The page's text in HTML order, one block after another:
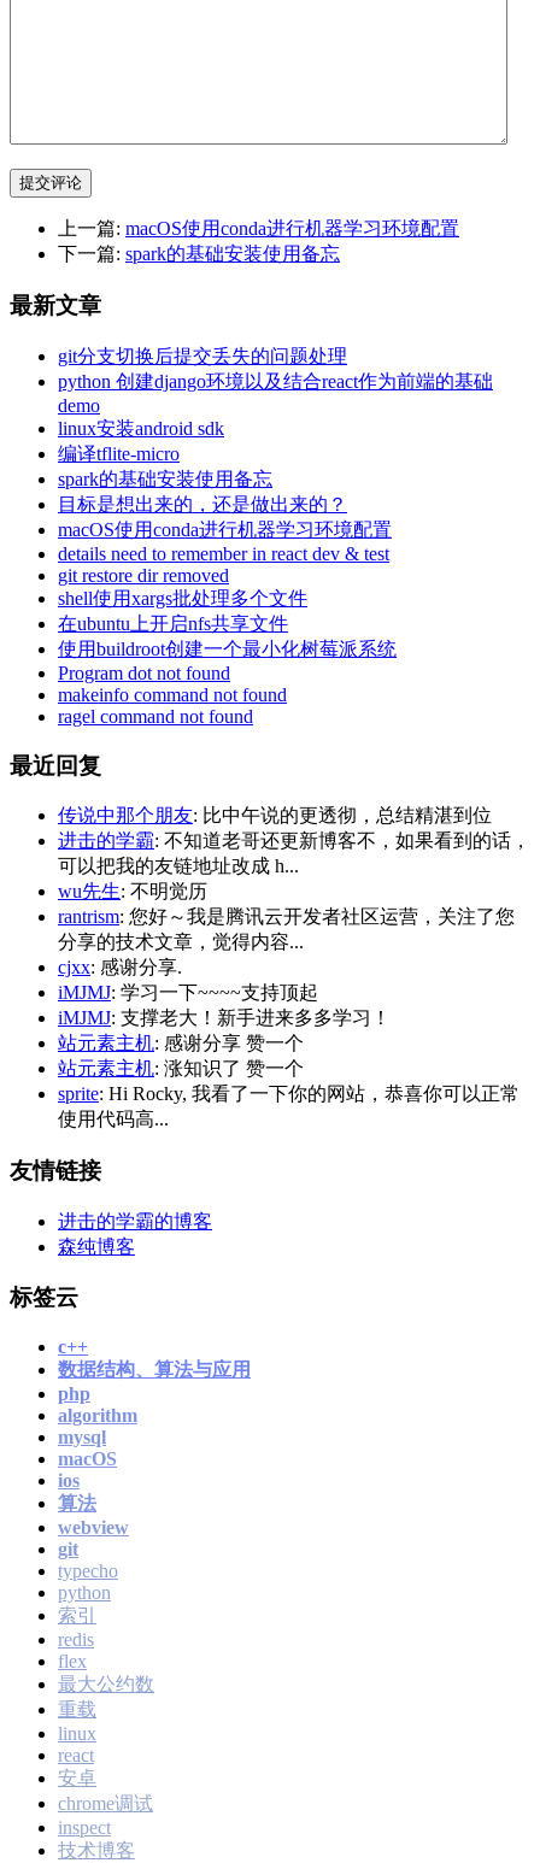
提交评论
上一篇: macOS使用conda进行机器学习环境配置
下一篇: spark的基础安装使用备忘
最新文章
git分支切换后提交丢失的问题处理
python 创建django环境以及结合react作为前端的基础
demo
linux安装android sdk
编译tflite-micro
spark的基础安装使用备忘
目标是想出来的，还是做出来的？
macOS使用conda进行机器学习环境配置
details need to remember in react dev & test
git restore dir removed
shell使用xargs批处理多个文件
在ubuntu上开启nfs共享文件
使用buildroot创建一个最小化树莓派系统
Program dot not found
makeinfo command not found
ragel command not found
最近回复
传说中那个朋友: 比中午说的更透彻，总结精湛到位
进击的学霸: 不知道老哥还更新博客不，如果看到的话，
可以把我的友链地址改成 h...
wu先生: 不明觉历
rantrism: 您好～我是腾讯云开发者社区运营，关注了您
分享的技术文章，觉得内容...
cjxx: 感谢分享.
iMJMJ: 学习一下~~~~支持顶起
iMJMJ: 支撑老大！新手进来多多学习！
站元素主机: 感谢分享 赞一个
站元素主机: 涨知识了 赞一个
sprite: Hi Rocky, 我看了一下你的网站，恭喜你可以正常
使用代码高...
友情链接
进击的学霸的博客
森纯博客
标签云
c++
数据结构、算法与应用
php
algorithm
mysql
macOS
ios
算法
webview
git
typecho
python
索引
redis
flex
最大公约数
重载
linux
react
安卓
chrome调试
inspect
技术博客